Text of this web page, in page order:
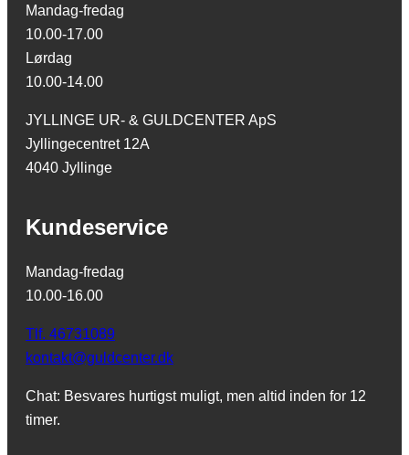
Mandag-fredag
10.00-17.00
Lørdag
10.00-14.00
JYLLINGE UR- & GULDCENTER ApS
Jyllingecentret 12A
4040 Jyllinge
Kundeservice
Mandag-fredag
10.00-16.00
Tlf. 46731089
kontakt@guldcenter.dk
Chat: Besvares hurtigst muligt, men altid inden for 12
timer.